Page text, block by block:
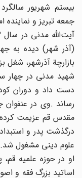
بیستم شهریور
جمعه تبریز و نماینده
(آذر شهر) دیده به
بازارچة آذرشهر، شغل
دست داد و دوران
رساند .وی در عنفوان
مقدس قم عزیمت
درگذشت پدر و
علوم دینی مشغول شد.
او در حوزه علمیه قم،
اساتید بزرگ فقه و